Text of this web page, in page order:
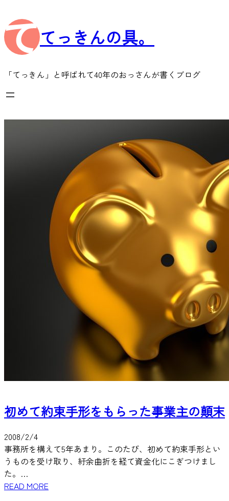
容
を
ス
ッ
てっきんの具。
「てっきん」と呼ばれて40年のおっさんが書くブログ
初めて約束手形をもらった事業主の顛末
2008/2/4
事務所を構えて5年あまり。このたび、初めて約束手形とい
うものを受け取り、紆余曲折を経て資金化にこぎつけまし
た。…
READ MORE